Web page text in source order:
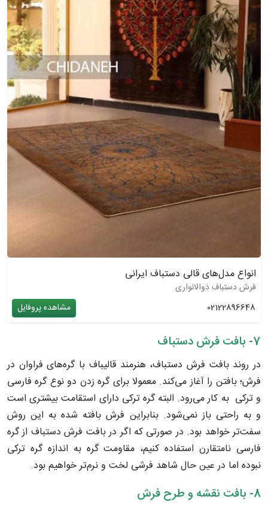
انواع مدل‌های قالی دستباف ایرانی
فرش دستباف ذوالانواری
02122896648
مشاهده پروفایل
7- بافت فرش دستباف
در روند بافت فرش دستباف، هنرمند قالیباف با گره‌های فراوان در
فرش؛ بافتن را آغاز می‌کند. معمولا برای گره زدن دو نوع گره فارسی
و ترکی به کار می‌رود. البته گره ترکی دارای استقامت بیشتری است
و به راحتی باز نمی‌شود. بنابراین فرش بافته شده به این روش
سفت‌تر خواهد بود. در صورتی که اگر در بافت فرش دستباف از گره
فارسی نامتقارن استفاده کنیم، مقاومت گره به اندازه گره ترکی
نبوده اما در عین حال شاهد فرشی لخت و نرم‌تر خواهیم بود.
8- بافت نقشه و طرح فرش